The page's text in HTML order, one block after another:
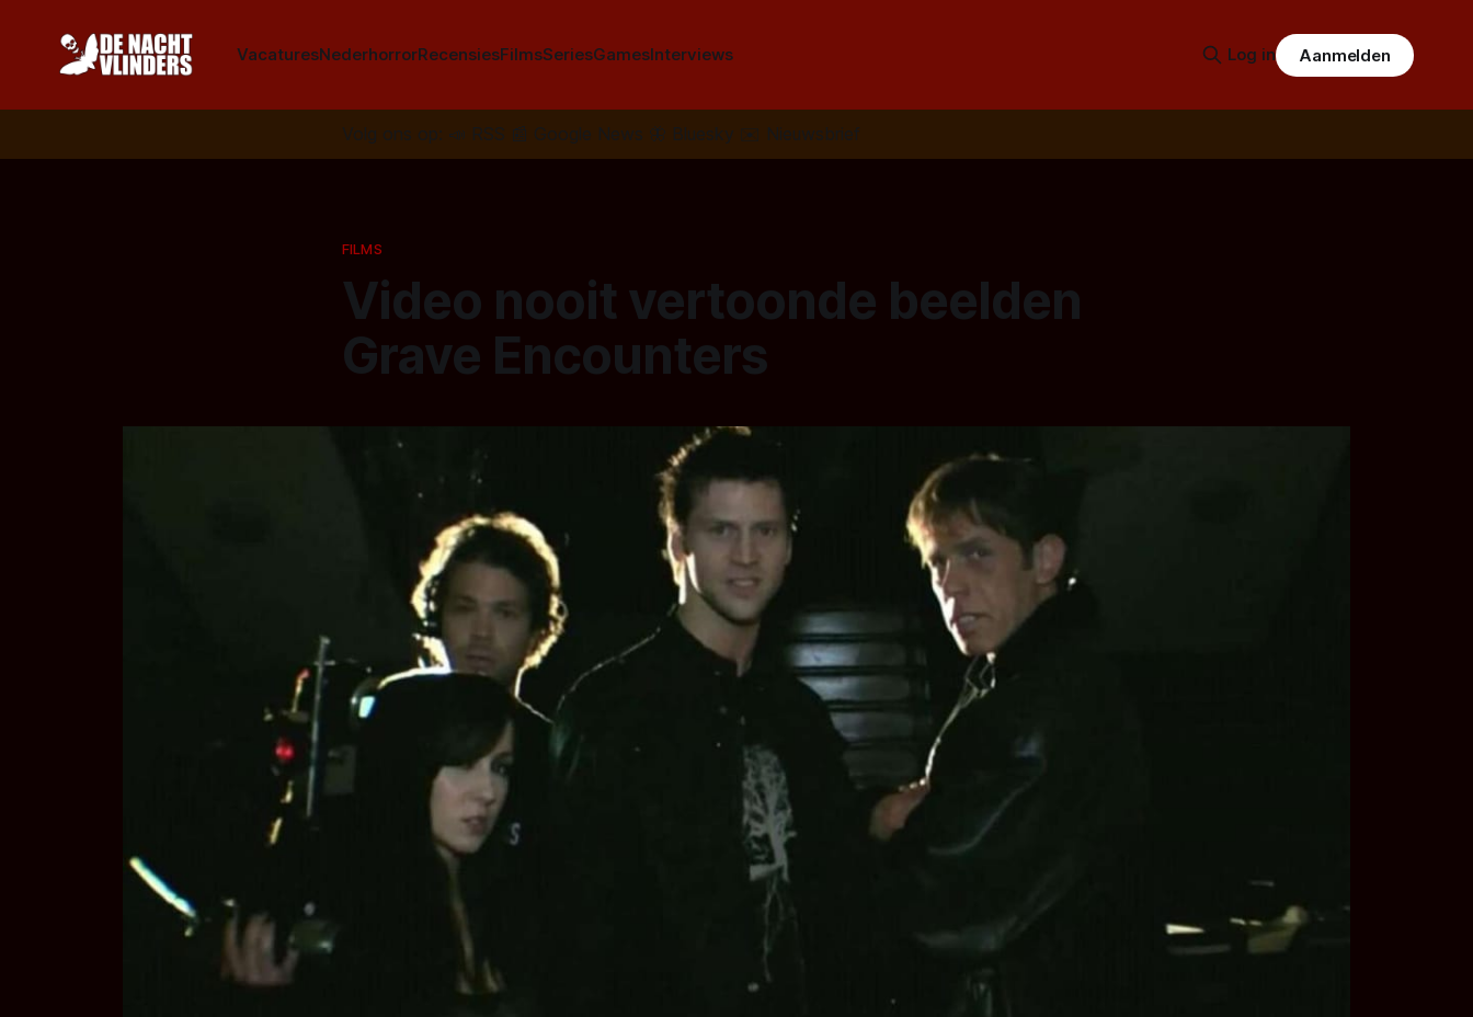
VacaturesNederhorrorRecensiesFilmsSeriesGamesInterviews Log in Aanmelden
Volg ons op: 📣 RSS 📰 Google News 🦋 Bluesky ✉️ Nieuwsbrief
FILMS
Video nooit vertoonde beelden
Grave Encounters